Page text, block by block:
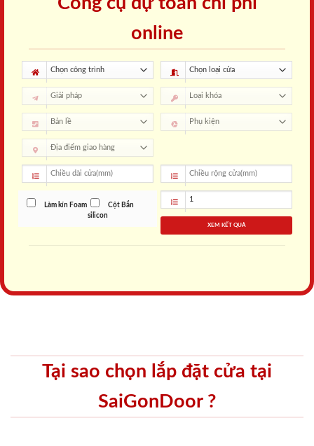
online
Làm kín Foam
Cột Bắn
silicon
XEM KẾT QUẢ
Tại sao chọn lắp đặt cửa tại
SaiGonDoor ?